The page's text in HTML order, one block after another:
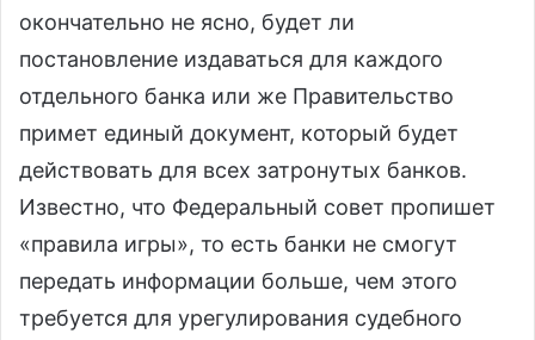
окончательно не ясно, будет ли
постановление издаваться для каждого
отдельного банка или же Правительство
примет единый документ, который будет
действовать для всех затронутых банков.
Известно, что Федеральный совет пропишет
«правила игры», то есть банки не смогут
передать информации больше, чем этого
требуется для урегулирования судебного